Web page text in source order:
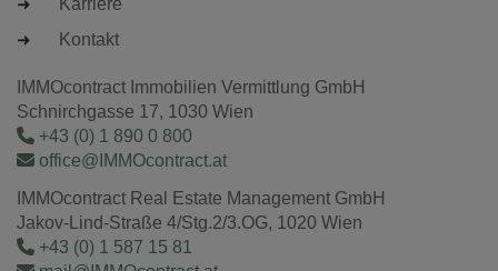
Karriere
Kontakt
IMMOcontract Immobilien Vermittlung GmbH
Schnirchgasse 17, 1030 Wien
+43 (0) 1 890 0 800
office@IMMOcontract.at
IMMOcontract Real Estate Management GmbH
Jakov-Lind-Straße 4/Stg.2/3.OG, 1020 Wien
+43 (0) 1 587 15 81